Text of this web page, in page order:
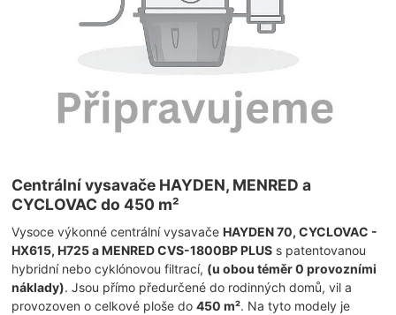
Centrální vysavače HAYDEN, MENRED a
CYCLOVAC do 450 m²
Vysoce výkonné centrální vysavačeHAYDEN 70, CYCLOVAC -
HX615, H725 a MENRED CVS-1800BP PLUS s patentovanou
hybridní nebo cyklónovou filtrací, (u obou téměr 0 provozními
náklady). Jsou přímo předurčené do rodinných domů, vil a
provozoven o celkové ploše do450 m². Na tyto modely je